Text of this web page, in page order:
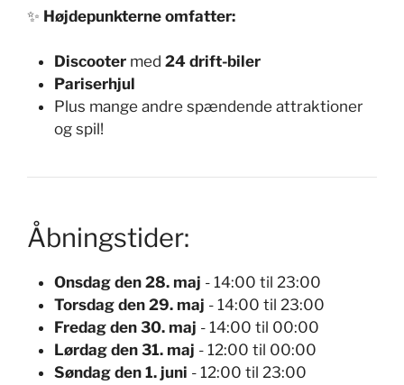
✨ Højdepunkterne omfatter:
Discooter med 24 drift-biler
Pariserhjul
Plus mange andre spændende attraktioner
og spil!
Åbningstider:
Onsdag den 28. maj - 14:00 til 23:00
Torsdag den 29. maj - 14:00 til 23:00
Fredag den 30. maj - 14:00 til 00:00
Lørdag den 31. maj - 12:00 til 00:00
Søndag den 1. juni - 12:00 til 23:00